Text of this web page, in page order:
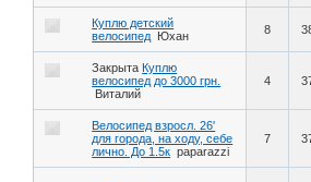
Куплю детский
велосипед
Юхан 8
Закрыта Куплю
велосипед до 3000 грн.
Виталий
4
Велосипед взросл. 26'
для города, на ходу, себе
лично. До 1.5к paparazzi
7